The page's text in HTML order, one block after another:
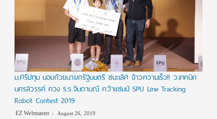
ม.ศรีปทุม มอบถ้วยนายกรัฐมนตรี ชนะเลิศ จ้าวความเร็ว!! ว.เทคนิค
นครสวรรค์ ควง ร.ร.จินดามณี คว้าแชมป์ SPU Line Tracking
Robot Contest 2019
EZ Webmaster August 26, 2019